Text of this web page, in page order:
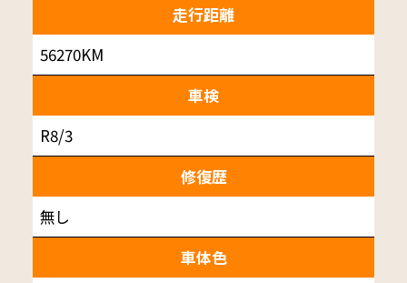
走行距離
56270KM
車検
R8/3
修復歴
無し
車体色